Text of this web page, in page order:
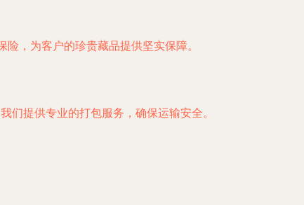
，为客户的珍贵藏品提供坚实保障。
们提供专业的打包服务，确保运输安全。